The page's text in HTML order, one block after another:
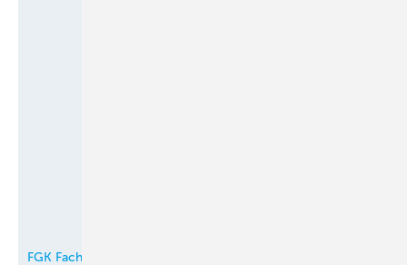
FGK Fachverband Gebäude-Klima e.V.